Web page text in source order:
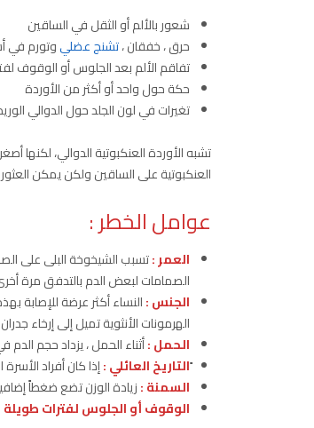
شعور بالألم أو الثقل في الساقين
حرق ، خفقان ،تشنج عضليوتورم في
تفاقم الألم بعد الجلوس أو الوقوف
حكة حول واحد أو أكثر من الأوردة
تغيرات في لون الجلد حول الدوالي
تشبه الأوردة العنكبوتية الدوالي، لكنها
العنكبوتية على الساقين ولكن يمكن
عوامل الخطر :
العمر :تسبب الشيخوخة البلى على
الصمامات لبعض الدم بالتدفق مرة
الجنس :النساء أكثر عرضة للإصابة
الهرمونات الأنثوية تميل إلى إرخاء
الحمل :أثناء الحمل ، يزداد حجم
التاريخ العائلي :إذا كان أفراد
السمنة :زيادة الوزن تضع ضغطاً
الوقوف أو الجلوس لفترات